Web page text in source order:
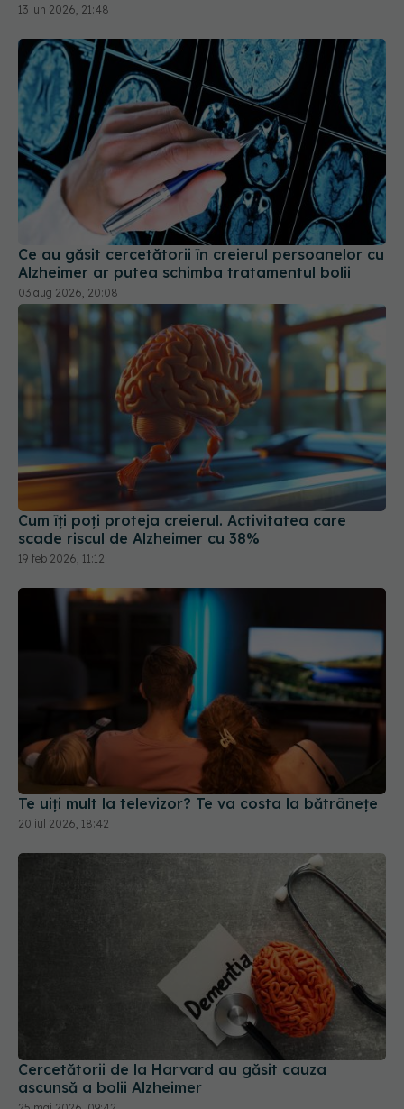
Ce au găsit cercetătorii în creierul persoanelor cu
Alzheimer ar putea schimba tratamentul bolii
03 aug 2026, 20:08
Cum îți poți proteja creierul. Activitatea care
scade riscul de Alzheimer cu 38%
Te uiți mult la televizor? Te va costa la bătrânețe
20 iul 2026, 18:42
Cercetătorii de la Harvard au găsit cauza
ascunsă a bolii Alzheimer